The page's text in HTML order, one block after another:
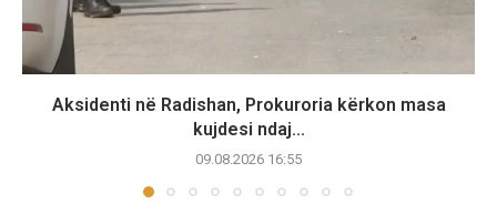
Aksidenti në Radishan, Prokuroria kërkon masa
kujdesi ndaj...
09.08.2026 16:55